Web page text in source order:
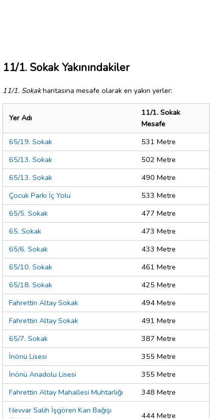
11/1. Sokak Yakınındakiler
11/1. Sokakharitasına mesafe olarak en yakın yerler:
Yer Adı
11/1. Sokak
Mesafe
65/19. Sokak
531 Metre
65/13. Sokak
502 Metre
65/13. Sokak
490 Metre
Çocuk Parkı İç Yolu
533 Metre
65/5. Sokak
477 Metre
65. Sokak
473 Metre
65/6. Sokak
433 Metre
65/10. Sokak
461 Metre
65/18. Sokak
425 Metre
Fahrettin Altay Sokak
494 Metre
Fahrettin Altay Sokak
491 Metre
65/7. Sokak
387 Metre
İnönü Lisesi
355 Metre
İnönü Anadolu Lisesi
355 Metre
Fahrettin Altay Mahallesi Muhtarlığı
348 Metre
Nevvar Salih İşgören Kan Bağışı
444 Metre